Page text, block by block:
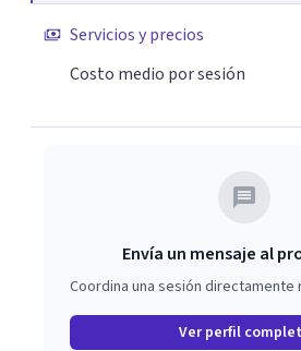
profundizando en sí mismo y
dirigidos a que la mejoría sea lo más
animas a que formemos un equipo?
Servicios y precios
Costo medio por sesión
Envía un mensaje al
Coordina una sesión directamente
Ver perfil